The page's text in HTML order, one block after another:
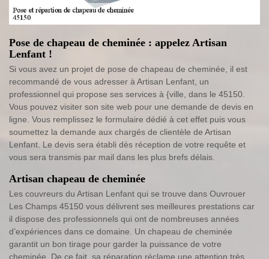
Pose de chapeau de cheminée : appelez Artisan
Lenfant !
Si vous avez un projet de pose de chapeau de cheminée, il est
recommandé de vous adresser à Artisan Lenfant, un
professionnel qui propose ses services à {ville, dans le 45150.
Vous pouvez visiter son site web pour une demande de devis en
ligne. Vous remplissez le formulaire dédié à cet effet puis vous
soumettez la demande aux chargés de clientèle de Artisan
Lenfant. Le devis sera établi dès réception de votre requête et
vous sera transmis par mail dans les plus brefs délais.
Artisan chapeau de cheminée
Les couvreurs du Artisan Lenfant qui se trouve dans Ouvrouer
Les Champs 45150 vous délivrent ses meilleures prestations car
il dispose des professionnels qui ont de nombreuses années
d’expériences dans ce domaine. Un chapeau de cheminée
garantit un bon tirage pour garder la puissance de votre
cheminée. De ce fait, sa réparation réclame une attention très